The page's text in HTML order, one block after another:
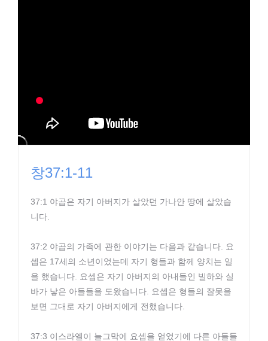
창37:1-11
37:1 야곱은 자기 아버지가 살았던 가나안 땅에 살았습
니다.
37:2 야곱의 가족에 관한 이야기는 다음과 같습니다. 요
셉은 17세의 소년이었는데 자기 형들과 함께 양치는 일
을 했습니다. 요셉은 자기 아버지의 아내들인 빌하와 실
바가 낳은 아들들을 도왔습니다. 요셉은 형들의 잘못을
보면 그대로 자기 아버지에게 전했습니다.
37:3 이스라엘이 늘그막에 요셉을 얻었기에 다른 아들들